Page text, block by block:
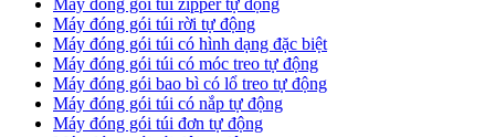
Máy đóng gói túi zipper tự động
Máy đóng gói túi rời tự động
Máy đóng gói túi có hình dạng đặc biệt
Máy đóng gói túi có móc treo tự động
Máy đóng gói bao bì có lổ treo tự động
Máy đóng gói túi có nắp tự động
Máy đóng gói túi đơn tự động